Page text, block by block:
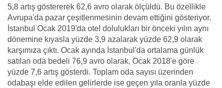
5,8 artış göstererek 62,6 avro olarak ölçüldü. Bu özellikle
Avrupa'da pazar çeşitlenmesinin devam ettiğini gösteriyor.
İstanbul Ocak 2019'da otel dolulukları bir önceki yılın aynı
dönemine kıyasla yüzde 3,9 azalarak yüzde 62,9 olarak
karşımıza çıktı. Ocak ayında İstanbul'da ortalama günlük
satılan oda bedeli 76,9 avro olarak, Ocak 2018'e göre
yüzde 7,6 artış gösterdi. Toplam oda sayısı üzerinden
odabaşı elde edilen gelirlerde ise geçen yıla oranla yüzde